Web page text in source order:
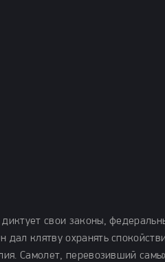
свои законы,
клятву охранять
Самолет, перевозивший